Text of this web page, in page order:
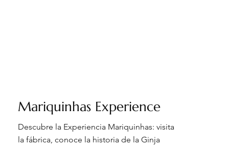
Mariquinhas Experience
Descubre la Experiencia Mariquinhas: visita
la fábrica, conoce la historia de la Ginja